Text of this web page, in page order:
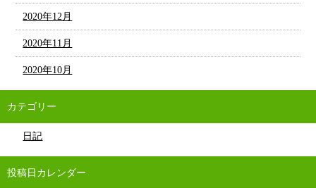
2020年12月
2020年11月
2020年10月
カテゴリー
日記
投稿日カレンダー